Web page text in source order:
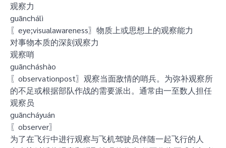
观察力
guānchálì
〖eye;visualawareness〗物质上或思想上的观察能力
对事物本质的深刻观察力
观察哨
guāncháshào
〖observationpost〗观察当面敌情的哨兵。为弥补观察所
的不足或根据部队作战的需要派出。通常由一至数人担任
观察员
guāncháyuán
〖observer〗
为了在飞行中进行观察与飞机驾驶员伴随一起飞行的人